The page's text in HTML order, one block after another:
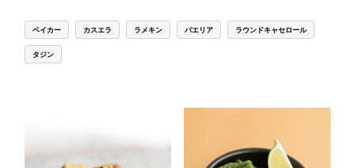
ベイカー カスエラ ラメキン パエリア ラウンドキャセロール
タジン